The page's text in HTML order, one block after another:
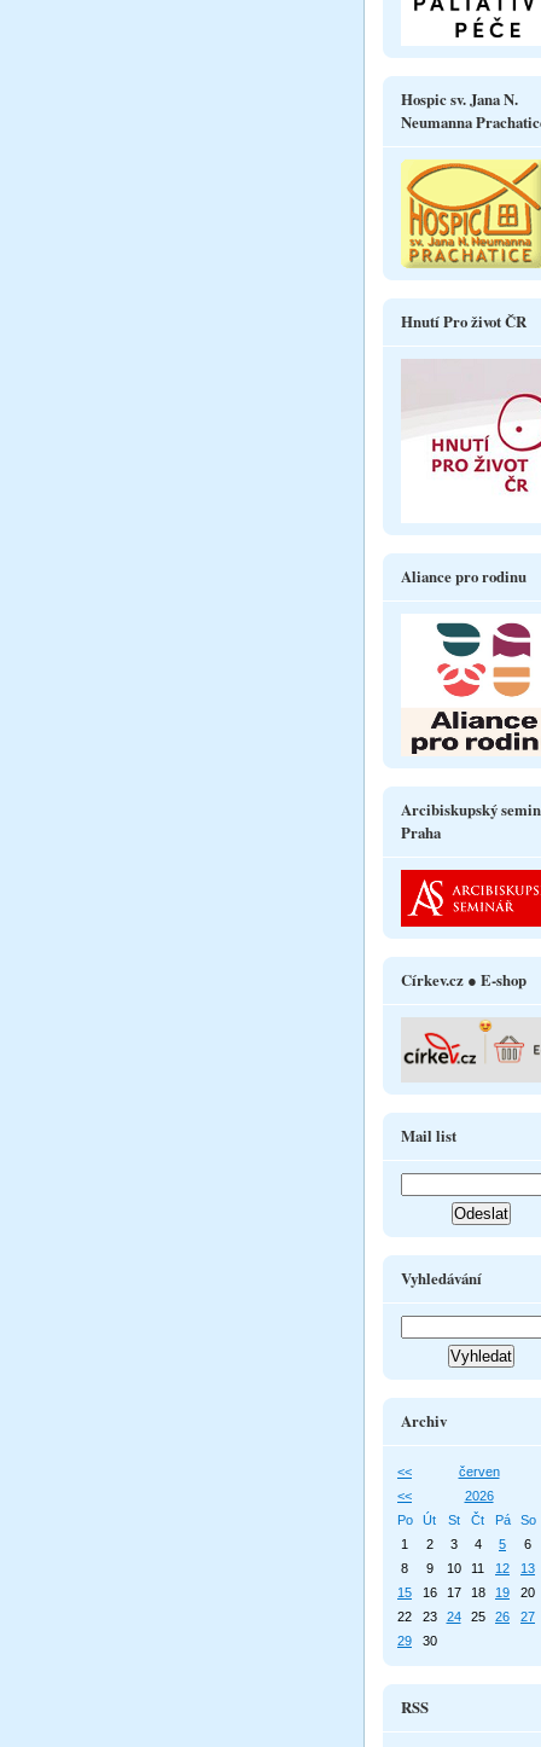
Hospic sv. Jana N.
Neumanna
Hnutí Pro život ČR
Aliance pro rodinu
Arcibiskupský
Praha
Církev.cz ● E-shop
Mail list
Vyhledávání
Archiv
<<
červen
<<
2026
Po
Út St Čt Pá
So
1
2 3 4 5
6
8
9 10 11 12
13
15
16 17 18 19
20
22
23 24 25 26
27
29
30
RSS